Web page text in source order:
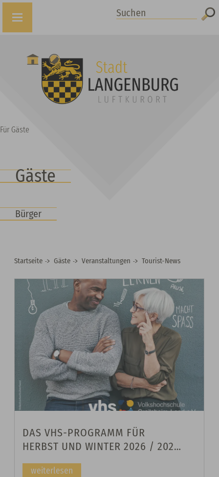
Gäste
Bürger
Suchen
Für Gäste
Startseite Gäste Veranstaltungen Tourist-News
DAS VHS-PROGRAMM FÜR
HERBST UND WINTER 2026 / 2027
IST DA
weiterlesen